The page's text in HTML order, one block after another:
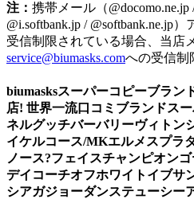
注： 携帯メール（@docomo.ne.jp
@i.softbank.jp / @softbank.ne.jp
受信制限されている場合、当店
service@biumasks.comへの受信制
biumasksスーパーコピーブラン
店! 世界一流口コミブランドス
ネルグッチバーバリーヴィトン
イケルコース/MKエルメスプラ
ノース?フェイスチャンピオン
デイコーチオフホワイトイブサ
シアガジョーダンステューシー